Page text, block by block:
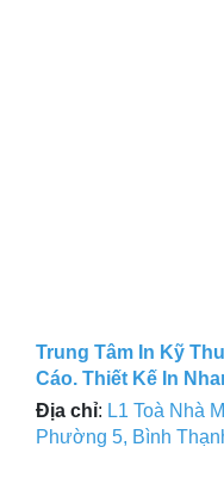
Trung Tâm In Kỹ
Cáo. Thiết Kế In
Địa chỉ: L1 Toà Nhà
Phường 5, Bình